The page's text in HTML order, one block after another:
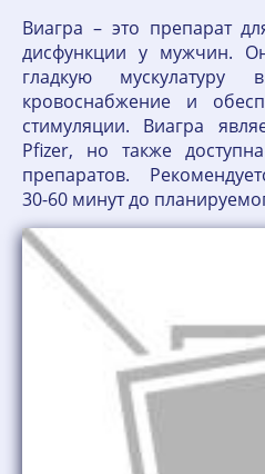
Виагра – это препарат
дисфункции у мужчин.
гладкую
кровоснабжение и
стимуляции. Виагра
Pfizer, но также
препаратов.
30-60 минут до